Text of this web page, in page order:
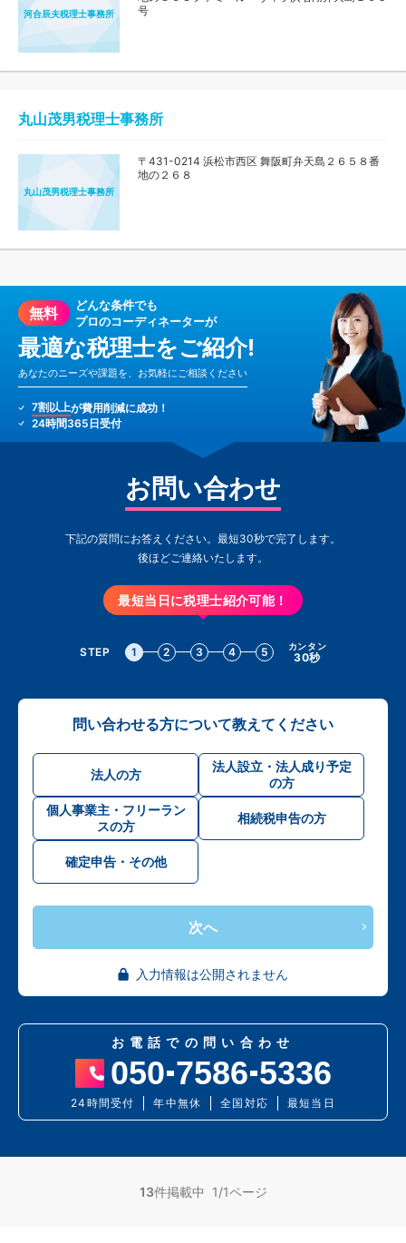
河合辰夫税理士事務所
号
丸山茂男税理士事務所
丸山茂男税理士事務所
〒431-0214 浜松市西区 舞阪町弁天島２６５８番
地の２６８
無料
どんな条件でも
プロのコーディネーターが
最適な税理士をご紹介!
あなたのニーズや課題を、お気軽にご相談ください
7割以上が費用削減に成功！
24時間365日受付
お問い合わせ
下記の質問にお答えください。最短30秒で完了します。
後ほどご連絡いたします。
最短当日に税理士紹介可能！
STEP 1 2 3 4 5 カンタン
30秒
問い合わせる方について教えてください
法人の方
法人設立・法人成り予定
の方
個人事業主・フリーラン
スの方
相続税申告の方
確定申告・その他
次へ
入力情報は公開されません
お電話での問い合わせ
050 7586 5336
24時間受付 年中無休 全国対応 最短当日
13件掲載中 1/1ページ